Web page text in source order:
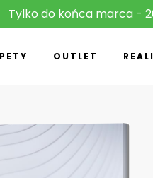
Tylko do końca marca -
OUTLET